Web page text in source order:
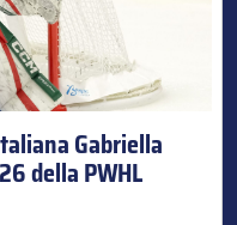
Gabriella
della PWHL